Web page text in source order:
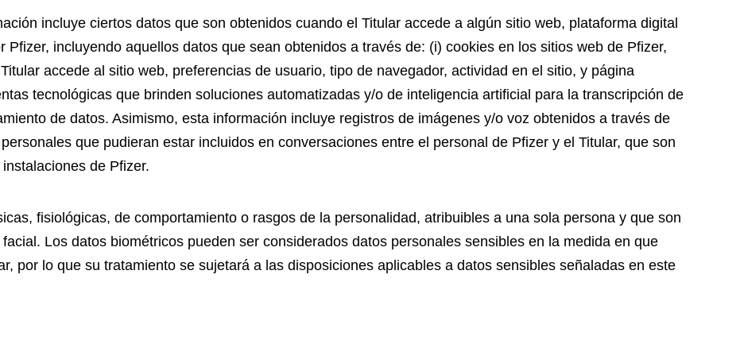
incluye ciertos datos que son obtenidos cuando el Titular accede a algún sitio web, plataforma digital
Pfizer, incluyendo aquellos datos que sean obtenidos a través de: (i) cookies en los sitios web de Pfizer,
accede al sitio web, preferencias de usuario, tipo de navegador, actividad en el sitio, y página
tecnológicas que brinden soluciones automatizadas y/o de inteligencia artificial para la transcripción de
de datos. Asimismo, esta información incluye registros de imágenes y/o voz obtenidos a través de
que pudieran estar incluidos en conversaciones entre el personal de Pfizer y el Titular, que son
de Pfizer.
fisiológicas, de comportamiento o rasgos de la personalidad, atribuibles a una sola persona y que son
Los datos biométricos pueden ser considerados datos personales sensibles en la medida en que
por lo que su tratamiento se sujetará a las disposiciones aplicables a datos sensibles señaladas en este